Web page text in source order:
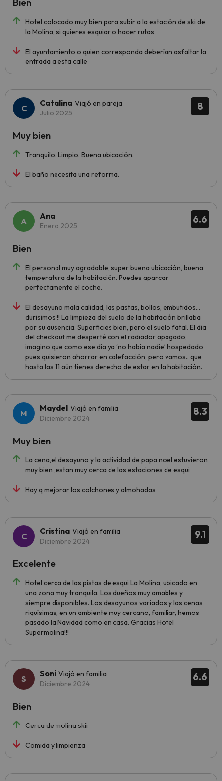
Hotel colocado muy bien para subir a la estación de ski de
la Molina, si quieres esquiar o hacer rutas
El ayuntamiento o quien corresponda deberían asfaltar la
entrada a esta calle
Bien
8
Catalina Viajó en pareja
Julio 2025
Tranquilo. Limpio. Buena ubicación.
El baño necesita una reforma.
Muy bien
6.6
Ana
Enero 2025
El personal muy agradable, super buena ubicación, buena
temperatura de la habitación. Puedes aparcar
perfectamente el coche.
El desayuno mala calidad, las pastas, bollos, embutidos…
durisimos!!! La limpieza del suelo de la habitación brillaba
por su ausencia. Superficies bien, pero el suelo fatal. El dia
del checkout me desperté con el radiador apagado,
imagino que como ese dia ya ‘no habia nadie’ hospedado
pues quisieron ahorrar en calefacción, pero vamos.. que
hasta las 11 aún tienes derecho de estar en la habitación.
Bien
8.3
Maydel Viajó en familia
Diciembre 2024
La cena,el desayuno y la actividad de papa noel estuvieron
muy bien ,estan muy cerca de las estaciones de esqui
Hay q mejorar los colchones y almohadas
Muy bien
9.1
Cristina Viajó en familia
Diciembre 2024
Hotel cerca de las pistas de esqui La Molina, ubicado en
una zona muy tranquila. Los dueños muy amables y
siempre disponibles. Los desayunos variados y las cenas
riquísimas, en un ambiente muy cercano, familiar, hemos
pasado la Navidad como en casa. Gracias Hotel
Supermolina!!!
Excelente
6.6
Soni Viajó en familia
Diciembre 2024
Cerca de molina skii
Comida y limpienza
Bien